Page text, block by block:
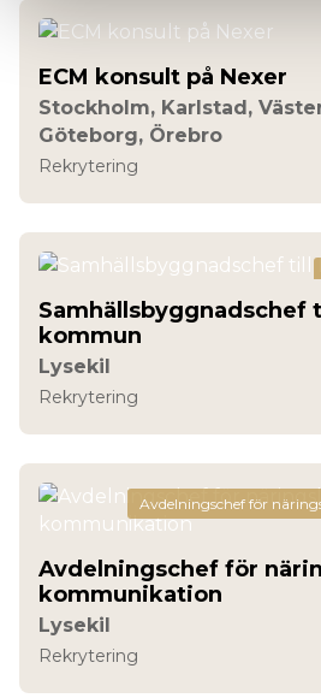
ECM konsult på Nexer
Stockholm, Karlstad,
Göteborg, Örebro
Rekrytering
Samhällsbyggnadschef
kommun
Lysekil
Rekrytering
Avdelningschef för
Avdelningschef för
kommunikation
Lysekil
Rekrytering